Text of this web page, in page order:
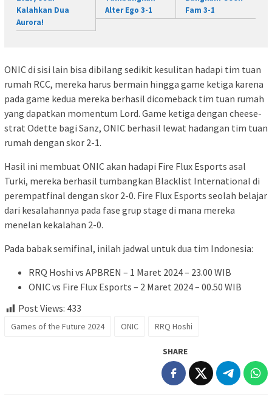
Kalahkan Dua
Aurora!
Alter Ego 3-1
Fam 3-1
ONIC di sisi lain bisa dibilang sedikit kesulitan hadapi tim tuan
rumah RCC, mereka harus bermain hingga game ketiga karena
pada game kedua mereka berhasil dicomeback tim tuan rumah
yang dapatkan momentum Lord. Game ketiga dengan cheese-
strat Odette bagi Sanz, ONIC berhasil lewat hadangan tim tuan
rumah dengan skor 2-1.
Hasil ini membuat ONIC akan hadapi Fire Flux Esports asal
Turki, mereka berhasil tumbangkan Blacklist International di
perempatfinal dengan skor 2-0. Fire Flux Esports seolah belajar
dari kesalahannya pada fase grup stage di mana mereka
menelan kekalahan 2-0.
Pada babak semifinal, inilah jadwal untuk dua tim Indonesia:
RRQ Hoshi vs APBREN – 1 Maret 2024 – 23.00 WIB
ONIC vs Fire Flux Esports – 2 Maret 2024 – 00.50 WIB
Post Views: 433
Games of the Future 2024 ONIC RRQ Hoshi
SHARE